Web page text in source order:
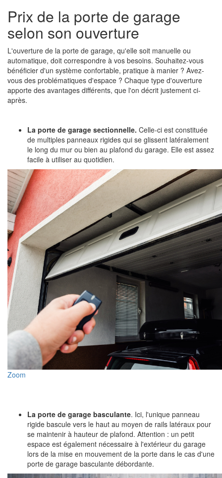
Prix de la porte de garage
selon son ouverture
L'ouverture de la porte de garage, qu'elle soit manuelle ou
automatique, doit correspondre à vos besoins. Souhaitez-vous
bénéficier d'un système confortable, pratique à manier ? Avez-
vous des problématiques d'espace ? Chaque type d'ouverture
apporte des avantages différents, que l'on décrit justement ci-
après.
La porte de garage sectionnelle. Celle-ci est constituée
de multiples panneaux rigides qui se glissent latéralement
le long du mur ou bien au plafond du garage. Elle est assez
facile à utiliser au quotidien.
Zoom
La porte de garage basculante. Ici, l'unique panneau
rigide bascule vers le haut au moyen de rails latéraux pour
se maintenir à hauteur de plafond. Attention : un petit
espace est également nécessaire à l'extérieur du garage
lors de la mise en mouvement de la porte dans le cas d'une
porte de garage basculante débordante.